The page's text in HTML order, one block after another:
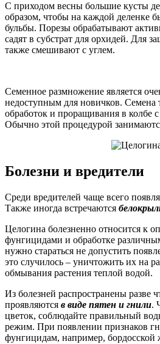
С приходом весны большие кусты
образом, чтобы на каждой деленке
бульбы. Порезы обрабатывают
садят в субстрат для орхидей. Для
также смешивают с углем.
Семенное размножение является
недоступным для новичков. Семена
обработок и проращивания в колбе
Обычно этой процедурой
Болезни и вредители
Среди вредителей чаще всего
Также иногда встречаются
Целогина болезненно относится к
фунгицидами и обработке
нужно стараться не допустить
это случилось – уничтожить их на
обмывания растения теплой водой.
Из болезней распространены разве
проявляются в виде пятен и гнили.
цветок, соблюдайте правильный
режим. При появлении признаков
фунгицидам, например, бордосской